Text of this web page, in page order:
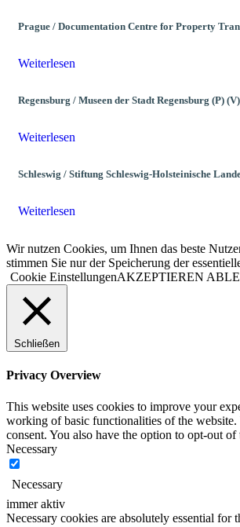
Prague / Documentation Centre for Property
Weiterlesen
Regensburg / Museen der Stadt Regensburg (P) (V)
Weiterlesen
Schleswig / Stiftung Schleswig-Holsteinische
Weiterlesen
Wir nutzen Cookies, um Ihnen das beste
stimmen Sie nur der Speicherung der
Cookie EinstellungenAKZEPTIEREN
Schließen
Privacy Overview
This website uses cookies to improve your
working of basic functionalities of the
consent. You also have the option to opt-out
Necessary
Necessary
immer aktiv
Necessary cookies are absolutely essential